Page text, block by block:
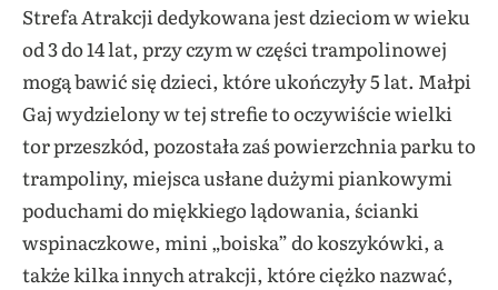
Strefa Atrakcji dedykowana jest dzieciom w wieku
od 3 do 14 lat, przy czym w części trampolinowej
mogą bawić się dzieci, które ukończyły 5 lat. Małpi
Gaj wydzielony w tej strefie to oczywiście wielki
tor przeszkód, pozostała zaś powierzchnia parku to
trampoliny, miejsca usłane dużymi piankowymi
poduchami do miękkiego lądowania, ścianki
wspinaczkowe, mini „boiska” do koszykówki, a
także kilka innych atrakcji, które ciężko nazwać,